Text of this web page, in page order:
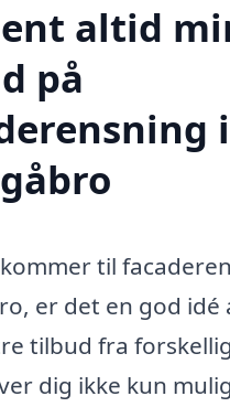
altid
på
i
til
er det en god idé
tilbud fra
dig ikke kun